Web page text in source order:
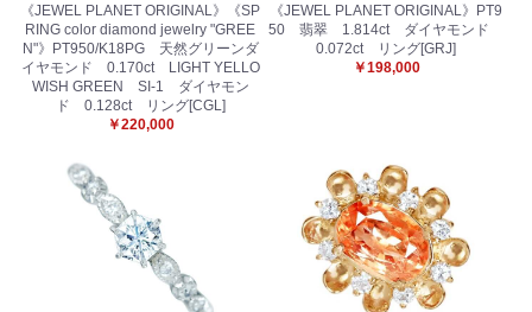
《JEWEL PLANET ORIGINAL》《SP
RING color diamond jewelry "GREE
N"》PT950/K18PG 天然グリーンダ
イヤモンド 0.170ct LIGHT YELLO
WISH GREEN SI-1 ダイヤモン
ド 0.128ct リング[CGL]
￥220,000
《JEWEL PLANET ORIGINAL》PT9
50 翡翠 1.814ct ダイヤモンド
0.072ct リング[GRJ]
￥198,000